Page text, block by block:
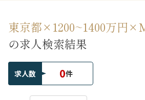
東京都×1200~1400万円
の求人検索結果
求人数 0件